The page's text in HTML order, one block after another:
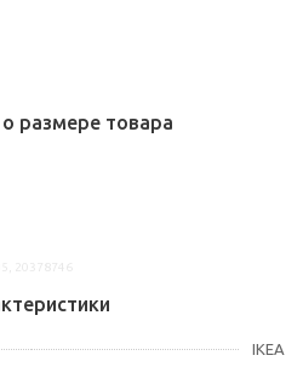
размере товара
IKEA